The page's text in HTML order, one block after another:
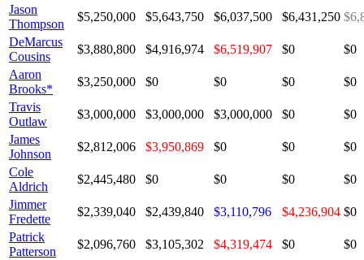
Jason
Thompson
$5,250,000 $5,643,750 $6,037,500 $6,431,250
DeMarcus
Cousins
$3,880,800 $4,916,974 $6,519,907 $0
$0
Aaron
Brooks*
$3,250,000 $0 $0 $0
$0
Travis
Outlaw
$3,000,000 $3,000,000 $3,000,000 $0
$0
James
Johnson
$2,812,006 $3,950,869 $0 $0
$0
Cole
Aldrich
$2,445,480 $0 $0 $0
$0
Jimmer
Fredette
$2,339,040 $2,439,840 $3,110,796 $4,236,904 $0
Patrick
Patterson
$2,096,760 $3,105,302 $4,319,474 $0
$0